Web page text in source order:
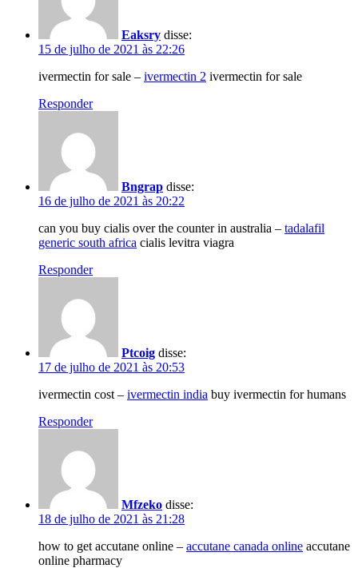
Eaksry disse:
15 de julho de 2021 às 22:26
ivermectin for sale – ivermectin 2 ivermectin for sale
Responder
Bngrap disse:
16 de julho de 2021 às 20:22
can you buy cialis over the counter in australia – tadalafil
generic south africa cialis levitra viagra
Responder
Ptcoig disse:
17 de julho de 2021 às 20:53
ivermectin cost – ivermectin india buy ivermectin for humans
Responder
Mfzeko disse:
18 de julho de 2021 às 21:28
how to get accutane online – accutane canada online accutane
online pharmacy